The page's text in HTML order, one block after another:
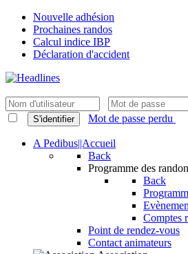
Nouvelle adhésion
Prochaines randos
Calcul indice IBP
Déclaration d'accident
S'identifier Mot de passe perdu
A Pedibus||Accueil
Back
Programme des
Back
Comptes
Point de rendez-vous
Contact animateurs